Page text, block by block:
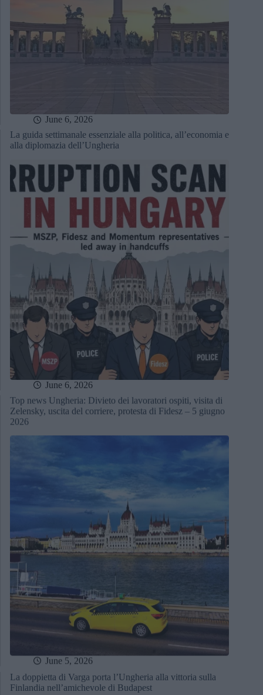
June 6, 2026
La guida settimanale essenziale alla politica, all’economia e
alla diplomazia dell’Ungheria
June 6, 2026
Top news Ungheria: Divieto dei lavoratori ospiti, visita di
Zelensky, uscita del corriere, protesta di Fidesz – 5 giugno
2026
June 5, 2026
La doppietta di Varga porta l’Ungheria alla vittoria sulla
Finlandia nell’amichevole di Budapest